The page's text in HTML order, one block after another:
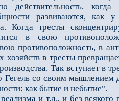
развиваются,
Когда тресты
в свою
противоположность, в
хозяйств в тресты
Так вступает в
Гегель со своим мышлением
как бытие и небытие".
и т.д., и без всякого